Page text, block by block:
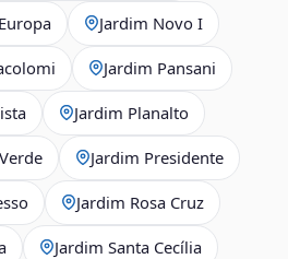
Jardim Novo I
Jardim Pansani
Jardim Planalto
Jardim Presidente
Jardim Rosa Cruz
Jardim Santa Cecília